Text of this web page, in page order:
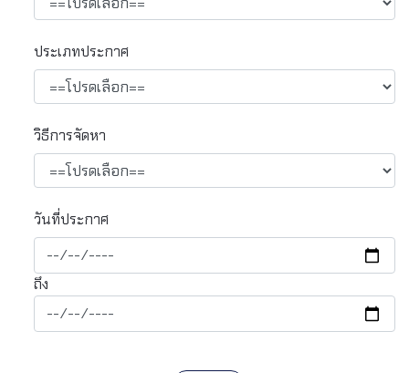
ประเภทประกาศ
วิธีการจัดหา
วันที่ประกาศ
ถึง